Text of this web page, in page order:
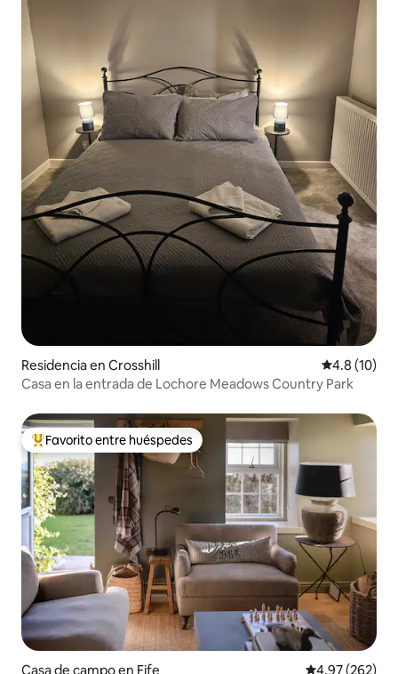
Residencia en Crosshill Calificación
4.8 (10)
Casa en la entrada de Lochore Meadows Country Park
De los mejores en Favorito entre huéspedes
Favorito entre huéspedes
Casa de campo en Fife Calificación
4.97 (262)